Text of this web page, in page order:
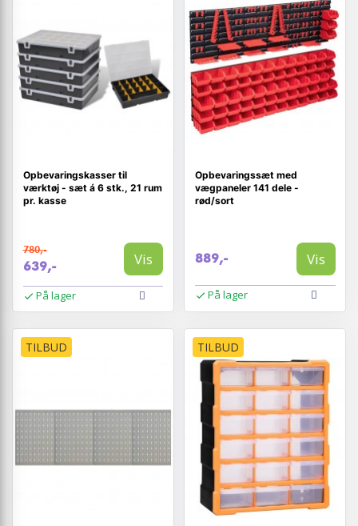
Opbevaringskasser til
værktøj - sæt á 6 stk., 21 rum
pr. kasse
780,-
639,- Vis
På lager
Opbevaringssæt med
vægpaneler 141 dele -
rød/sort
889,- Vis
På lager
TILBUD TILBUD